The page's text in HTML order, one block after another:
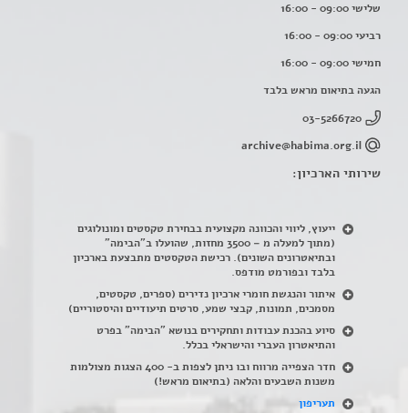
שלישי 09:00 - 16:00
רביעי 09:00 - 16:00
חמישי 09:00 - 16:00
הגעה בתיאום מראש בלבד
03-5266720
archive@habima.org.il
שירותי הארכיון:
ייעוץ, ליווי והכוונה מקצועית בבחירת טקסטים ומונולוגים
(מתוך למעלה מ – 3500 מחזות, שהועלו ב"הבימה"
ובתיאטרונים השונים). רכישת הטקסטים מתבצעת בארכיון
בלבד ובפורמט מודפס.
איתור והנגשת חומרי ארכיון נדירים (ספרים, טקסטים,
מסמכים, תמונות, קבצי שמע, סרטים תיעודיים והיסטוריים)
סיוע בהכנת עבודות ותחקירים בנושא "הבימה" בפרט
והתיאטרון העברי והישראלי בכלל.
חדר הצפייה מרווח ובו ניתן לצפות ב- 400 הצגות מצולמות
משנות השבעים והלאה (בתיאום מראש!)
תעריפון